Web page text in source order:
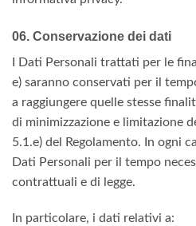
06. Conservazione dei dati
I Dati Personali trattati per le
e) saranno conservati per il
a raggiungere quelle stesse
di minimizzazione e limitazione
5.1.e) del Regolamento. In ogni
Dati Personali per il tempo
contrattuali e di legge.
In particolare, i dati relativi a: